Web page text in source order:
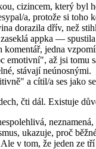
cizincem, který byl
a, protože si toho
dorazila dřív, než
appka — spustila
jedna
až jsi tomu
stávají neúnosnými.
a cítil/a ses jako
čti dál. Existuje
ukazuje, proč
v tom, že jeden ze